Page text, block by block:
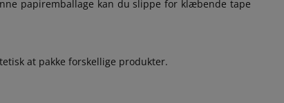
papiremballage kan du slippe for klæbende tape
at pakke forskellige produkter.